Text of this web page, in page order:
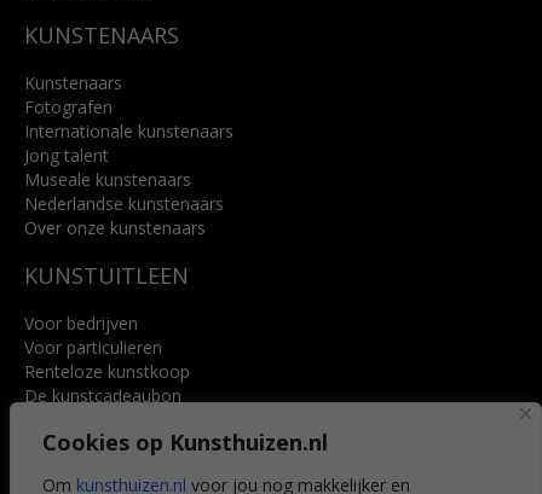
Cookies op Kunsthuizen.nl
Om kunsthuizen.nl voor jou nog makkelijker en
KUNSTENAARS
Kunstenaars
Fotografen
Internationale kunstenaars
Jong talent
Museale kunstenaars
Nederlandse kunstenaars
Over onze kunstenaars
KUNSTUITLEEN
Voor bedrijven
Voor particulieren
Renteloze kunstkoop
De kunstcadeaubon
Voordelen